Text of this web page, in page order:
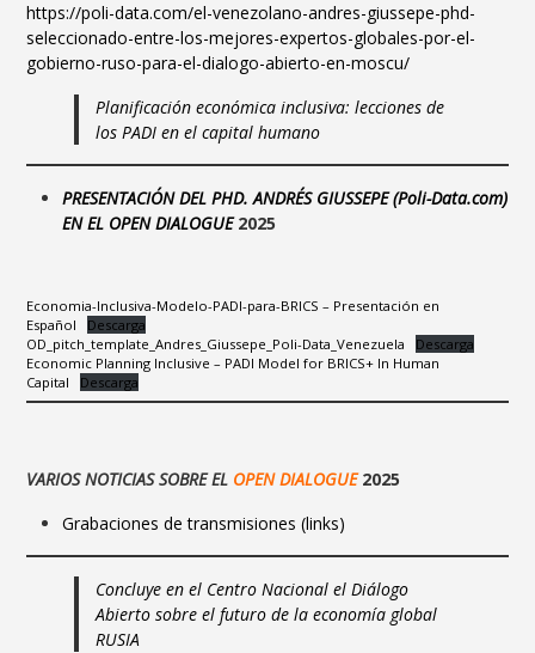
https://poli-data.com/el-venezolano-andres-giussepe-phd-
seleccionado-entre-los-mejores-expertos-globales-por-el-
gobierno-ruso-para-el-dialogo-abierto-en-moscu/
Planificación económica inclusiva: lecciones de
los PADI en el capital humano
PRESENTACIÓN DEL PHD. ANDRÉS GIUSSEPE (Poli-Data.com)
EN EL OPEN DIALOGUE 2025
Economia-Inclusiva-Modelo-PADI-para-BRICS – Presentación en
Español
Descarga
OD_pitch_template_Andres_Giussepe_Poli-Data_Venezuela
Descarga
Economic Planning Inclusive – PADI Model for BRICS+ In Human
Capital
Descarga
VARIOS NOTICIAS SOBRE EL OPEN DIALOGUE 2025
Grabaciones de transmisiones (links)
Concluye en el Centro Nacional el Diálogo
Abierto sobre el futuro de la economía global
RUSIA